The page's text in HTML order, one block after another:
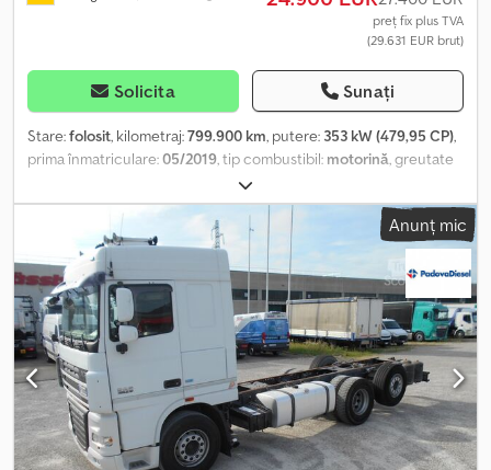
preț fix plus TVA
(29.631 EUR brut)
Solicita Sunați
Stare:folosit, kilometraj:799.900 km, putere: 353 kW (479,95 CP),
prima înmatriculare:05/2019, tip combustibil: motorină, greutate
, configurație ax:3 axe
(TÜV):09/2026, frâne:retarder, culoare:verde, tip de angrenaj:
, clasă de emisii: Euro 6 , volumul spațiului de încărcare:35
, lungimea spațiului de încărcare: 6.500 mm, lățimea spațiului
de încărcare:
, înălțime spațiu de încărcare: 2.550 mm,
An de fabricație:
2018 , Dotări:
ABS, aer condiționat, filtru de
particule, program electronic de stabilitate (ESP), sistem de
navigație, încălzitor staționar
, De vânzare 1 x DAF Space Cab,
basculant pentru cereale 1. PROPRIETAR * An fabricație 2018 *
Prima înmatriculare: 05-2019 * Kilometraj original 802.000 km *
Intarder și cutie de viteze automată ZF * Frigider * Climă de
staționare * Pat de lux Crodpfxsy Riu Ee Acfef * 1 x rezervor * OBU
pregătit * Scaun șofer LUXUS * Axă spate cu suspensie
Anunț mic